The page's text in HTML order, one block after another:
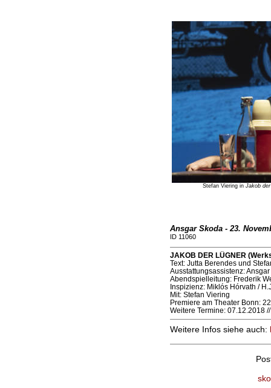
Stefan Viering in Jakob
Ansgar Skoda - 23.
ID 11060
JAKOB DER LÜGNER
Text: Jutta Berendes und
Ausstattungsassistenz:
Abendspielleitung: Frederik
Inspizienz: Miklós Hórvath /
Mit: Stefan Viering
Premiere am Theater Bonn:
Weitere Termine: 07.12.2018
Weitere Infos siehe auch: